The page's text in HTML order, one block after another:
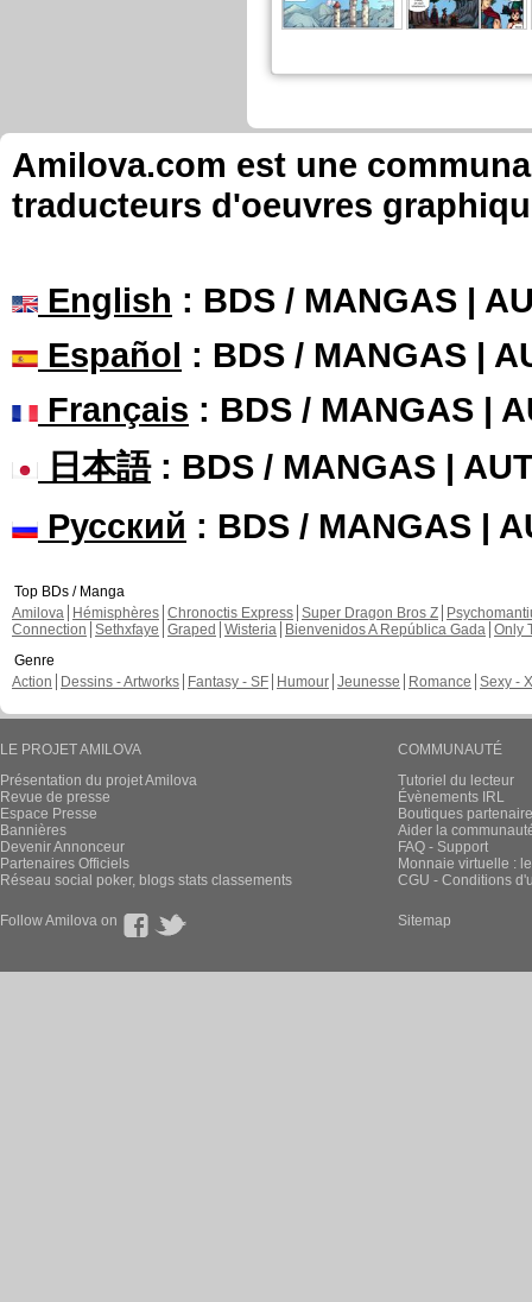
Amilova.com est une
traducteurs d'oeuvres
English : BDS / MANGAS |
Español : BDS / MANGAS |
Français : BDS / MANGAS |
日本語: BDS / MANGAS |
Русский : BDS / MANGAS |
Top BDs / Manga
Amilova
Hémisphères Chronoctis Express Super Dragon Bros Z
Connection Sethxfaye Graped Wisteria Bienvenidos A República Gada Only
Genre
Action
Dessins - Artworks Fantasy - SF Humour Jeunesse Romance Sexy -
LE PROJET AMILOVA
Présentation du projet Amilova
Revue de presse
Espace Presse
Bannières
Devenir Annonceur
Partenaires Officiels
Réseau social poker, blogs stats classements
COMMUNAUTÉ
Tutoriel du lecteur
Évènements IRL
Boutiques
Aider la
FAQ - Support
Monnaie virtuelle :
CGU - Conditions
Follow Amilova on Sitemap